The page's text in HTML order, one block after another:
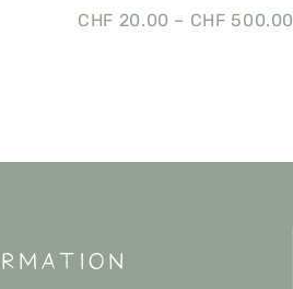
CHF 20.00 – CHF 500.00